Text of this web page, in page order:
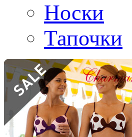
Носки
Тапочки